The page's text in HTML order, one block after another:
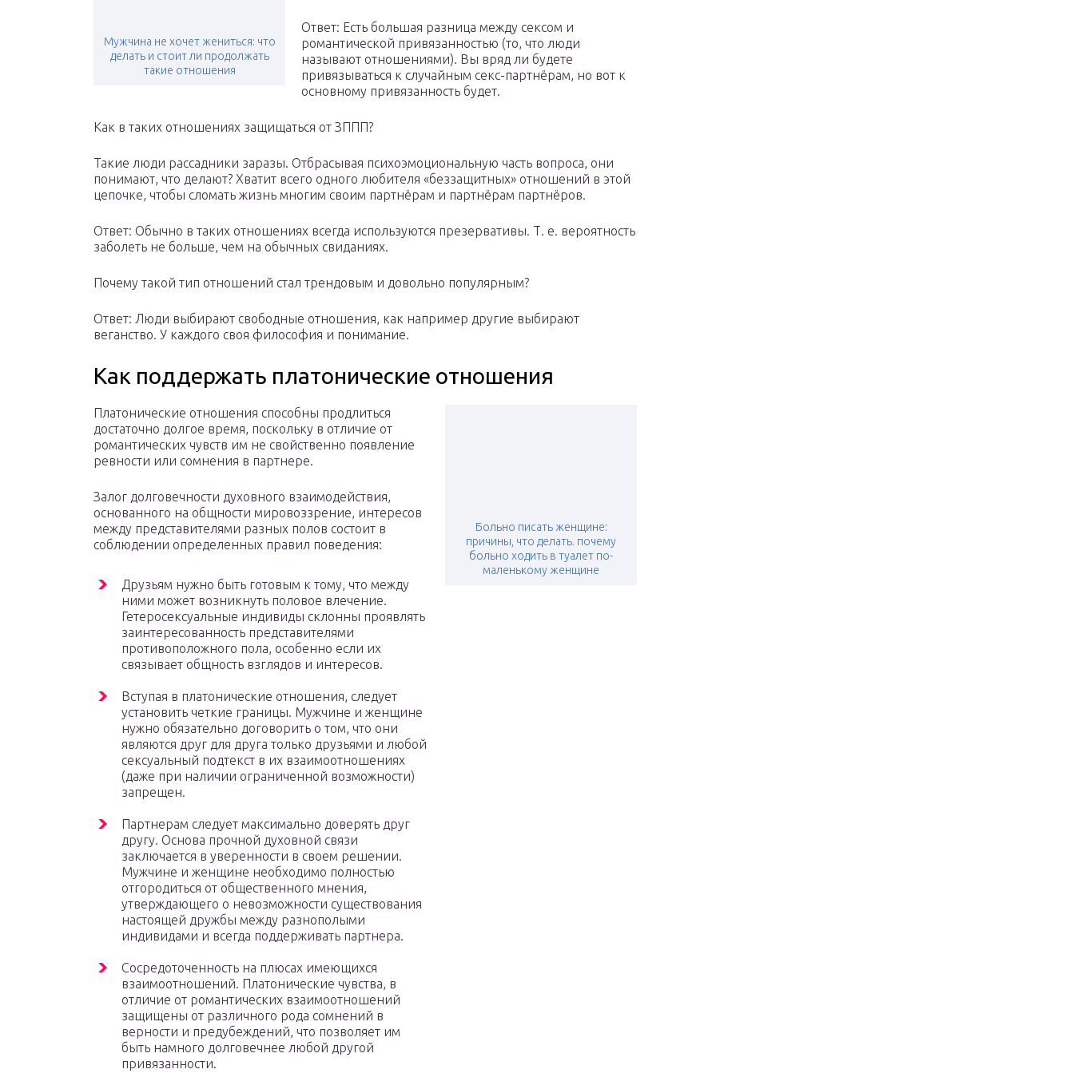
Мужчина не хочет жениться: что
делать и стоит ли продолжать
такие отношения
Ответ: Есть большая разница между сексом и
романтической привязанностью (то, что люди
называют отношениями). Вы вряд ли будете
привязываться к случайным секс-партнёрам, но вот к
основному привязанность будет.
Как в таких отношениях защищаться от ЗППП?
Такие люди рассадники заразы. Отбрасывая психоэмоциональную часть вопроса, они
понимают, что делают? Хватит всего одного любителя «беззащитных» отношений в этой
цепочке, чтобы сломать жизнь многим своим партнёрам и партнёрам партнёров.
Ответ: Обычно в таких отношениях всегда используются презервативы. Т. е. вероятность
заболеть не больше, чем на обычных свиданиях.
Почему такой тип отношений стал трендовым и довольно популярным?
Ответ: Люди выбирают свободные отношения, как например другие выбирают
веганство. У каждого своя философия и понимание.
Как поддержать платонические отношения
Больно писать женщине:
причины, что делать. почему
больно ходить в туалет по-
маленькому женщине
Платонические отношения способны продлиться
достаточно долгое время, поскольку в отличие от
романтических чувств им не свойственно появление
ревности или сомнения в партнере.
Залог долговечности духовного взаимодействия,
основанного на общности мировоззрение, интересов
между представителями разных полов состоит в
соблюдении определенных правил поведения:
Друзьям нужно быть готовым к тому, что между
ними может возникнуть половое влечение.
Гетеросексуальные индивиды склонны проявлять
заинтересованность представителями
противоположного пола, особенно если их
связывает общность взглядов и интересов.
Вступая в платонические отношения, следует
установить четкие границы. Мужчине и женщине
нужно обязательно договорить о том, что они
являются друг для друга только друзьями и любой
сексуальный подтекст в их взаимоотношениях
(даже при наличии ограниченной возможности)
запрещен.
Партнерам следует максимально доверять друг
другу. Основа прочной духовной связи
заключается в уверенности в своем решении.
Мужчине и женщине необходимо полностью
отгородиться от общественного мнения,
утверждающего о невозможности существования
настоящей дружбы между разнополыми
индивидами и всегда поддерживать партнера.
Сосредоточенность на плюсах имеющихся
взаимоотношений. Платонические чувства, в
отличие от романтических взаимоотношений
защищены от различного рода сомнений в
верности и предубеждений, что позволяет им
быть намного долговечнее любой другой
привязанности.